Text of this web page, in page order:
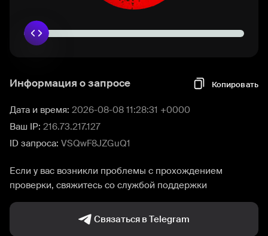
Информация о запросе Копировать
Дата и время: 2026-08-08 11:28:31 +0000
Ваш IP: 216.73.217.127
ID запроса: VSQwF8JZGuQ1
Если у вас возникли проблемы с прохождением
проверки, свяжитесь со службой поддержки
Связаться в Telegram